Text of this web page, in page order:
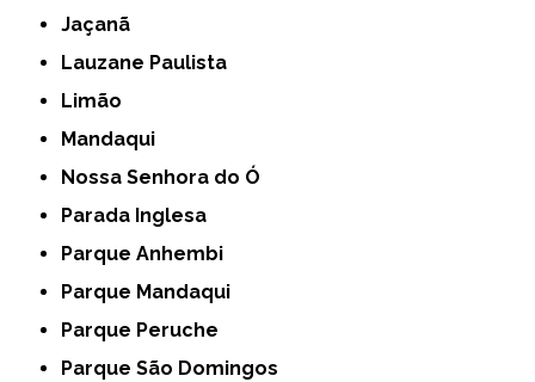
Jaçanã
Lauzane Paulista
Limão
Mandaqui
Nossa Senhora do Ó
Parada Inglesa
Parque Anhembi
Parque Mandaqui
Parque Peruche
Parque São Domingos